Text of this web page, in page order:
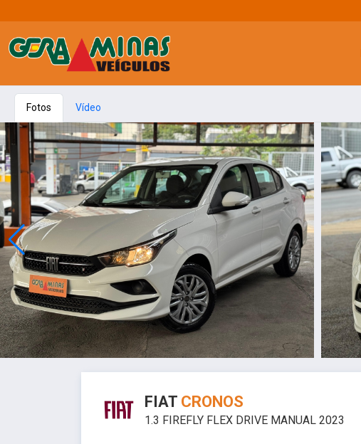
Fotos Vídeo
FIAT CRONOS
1.3 FIREFLY FLEX DRIVE MANUAL 2023